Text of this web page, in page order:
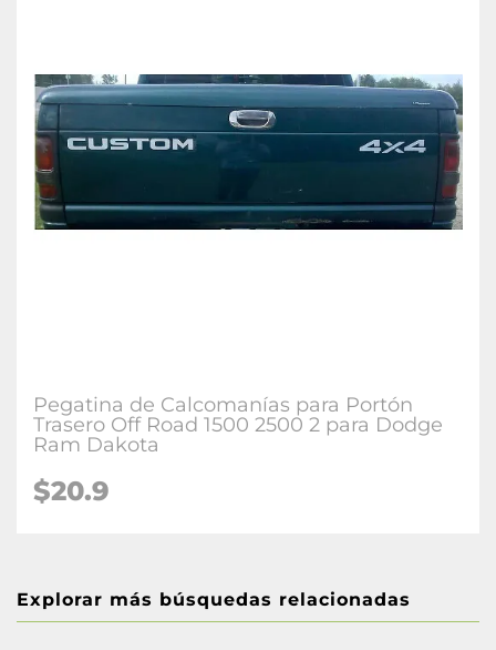
Pegatina de Calcomanías para Portón
Trasero Off Road 1500 2500 2 para Dodge
Ram Dakota
$20.9
Explorar más búsquedas relacionadas